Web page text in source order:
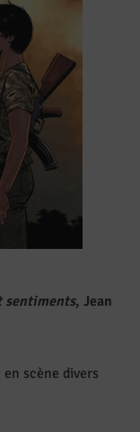
sentiments, Jean
scène divers